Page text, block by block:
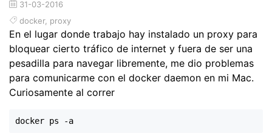
31-03-2016
docker, proxy
En el lugar donde trabajo hay instalado un proxy para
bloquear cierto tráfico de internet y fuera de ser una
pesadilla para navegar libremente, me dio problemas
para comunicarme con el docker daemon en mi Mac.
Curiosamente al correr